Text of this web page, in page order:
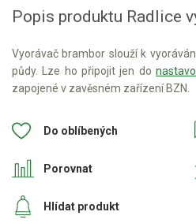
Štípačka na dřevo
VARI
VARI malotraktory
VARI DSK-317
Popis produktu Radlice
Vyorávač brambor slouží k
půdy. Lze ho připojit jen do
zapojené v zavěsném zařízení BZN.
Do oblíbených
Porovnat
Hlídat produkt